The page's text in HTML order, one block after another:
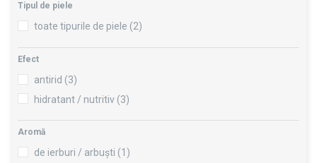
Tipul de piele
toate tipurile de piele (2)
Efect
antirid (3)
hidratant / nutritiv (3)
Aromă
de ierburi / arbuști (1)